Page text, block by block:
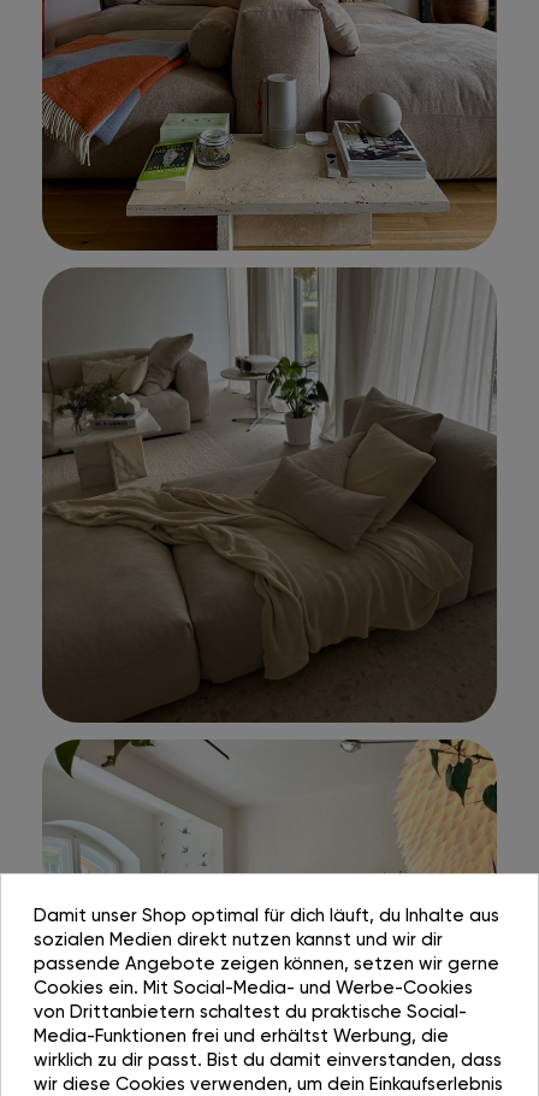
Damit unser Shop optimal für dich läuft, du Inhalte aus
sozialen Medien direkt nutzen kannst und wir dir
passende Angebote zeigen können, setzen wir gerne
Cookies ein. Mit Social-Media- und Werbe-Cookies
von Drittanbietern schaltest du praktische Social-
Media-Funktionen frei und erhältst Werbung, die
wirklich zu dir passt. Bist du damit einverstanden, dass
wir diese Cookies verwenden, um dein Einkaufserlebnis